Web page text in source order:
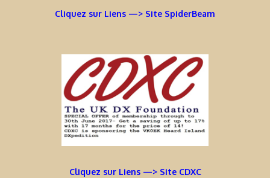
Cliquez sur Liens —> Site SpiderBeam
Cliquez sur Liens —> Site CDXC